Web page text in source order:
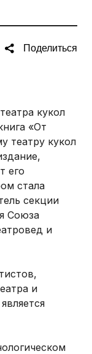
Поделиться
кукол
«От
театру кукол
его
стала
секции
Союза
и
и